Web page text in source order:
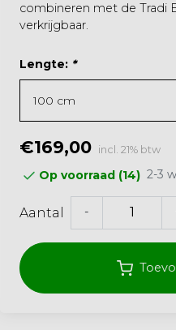
combineren met de Tradi
verkrijgbaar.
Lengte: *
€169,00 incl. 21% btw
Op voorraad (14) 2-3
Aantal -